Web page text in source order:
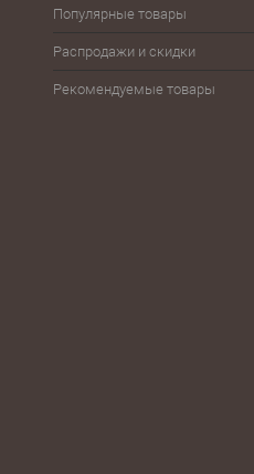
Шахматы, шашки, лото, домино,
Популярные товары
Распродажи и скидки
Рекомендуемые товары